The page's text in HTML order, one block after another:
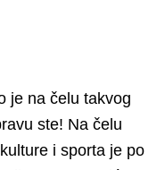
je na čelu takvog
ste! Na čelu
i sporta je po